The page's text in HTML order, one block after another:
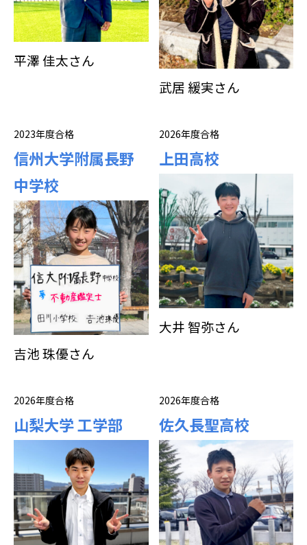
平澤 佳太さん
武居 緩実さん
2023年度合格
信州大学附属長野
中学校
吉池 珠優さん
2026年度合格
上田高校
大井 智弥さん
2026年度合格
山梨大学 工学部
2026年度合格
佐久長聖高校